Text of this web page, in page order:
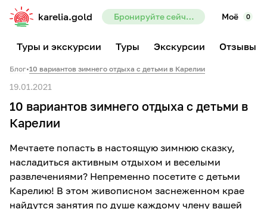
karelia.gold Бронируйте сейчас — предоплата всего 10% Моё 0
Туры и экскурсии Туры Экскурсии Отзывы
Блог•10 вариантов зимнего отдыха с детьми в Карелии
19.01.2021
10 вариантов зимнего отдыха с детьми в
Карелии
Мечтаете попасть в настоящую зимнюю сказку,
насладиться активным отдыхом и веселыми
развлечениями? Непременно посетите с детьми
Карелию! В этом живописном заснеженном крае
найдутся занятия по душе каждому члену вашей